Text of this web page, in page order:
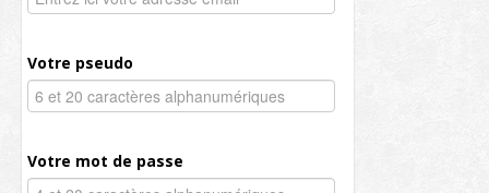
Votre pseudo
Votre mot de passe